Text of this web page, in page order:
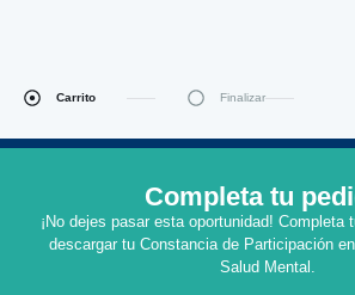
Carrito Finalizar
Completa tu
¡No dejes pasar esta oportunidad! Completa
descargar tu Constancia de Participación
Salud Mental.